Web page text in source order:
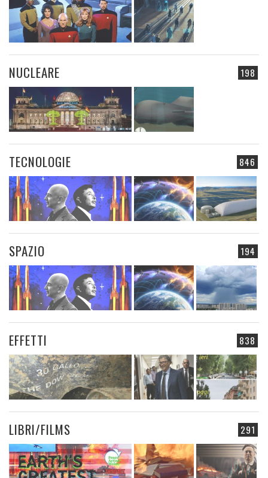
198
NUCLEARE
846
TECNOLOGIE
194
SPAZIO
838
EFFETTI
291
LIBRI/FILMS